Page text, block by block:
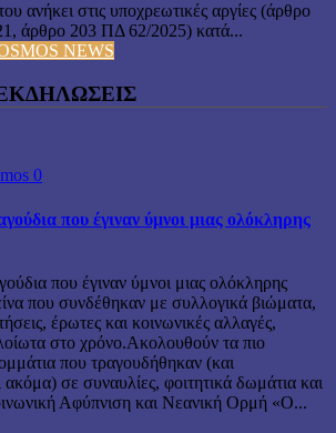
ανήκει στις υποχρεωτικές αργίες (άρθρο
άρθρο 203 ΠΔ 62/2025) κατά...
NEWS
0
που έγιναν ύμνοι μιας ολόκληρης
που έγιναν ύμνοι μιας ολόκληρης
που συνδέθηκαν με συλλογικά βιώματα,
έρωτες και κοινωνικές αλλαγές,
στο χρόνο.Ακολουθούν τα πιο
που τραγουδήθηκαν (και
ακόμα) σε συναυλίες, φοιτητικά δωμάτια και
Αφύπνιση και Νεανική Ορμή «Ο...